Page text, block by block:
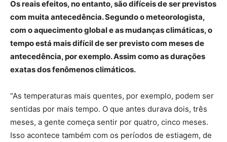
Os reais efeitos, no entanto, são difíceis de ser previstos
com muita antecedência. Segundo o meteorologista,
com o aquecimento global e as mudanças climáticas, o
tempo está mais difícil de ser previsto com meses de
antecedência, por exemplo. Assim como as durações
exatas dos fenômenos climáticos.
“As temperaturas mais quentes, por exemplo, podem ser
sentidas por mais tempo. O que antes durava dois, três
meses, a gente começa sentir por quatro, cinco meses.
Isso acontece também com os períodos de estiagem, de